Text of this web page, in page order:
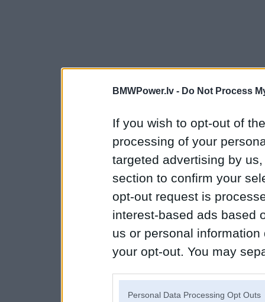
BMWPower.lv - Do Not Process
If you wish to opt-out of
processing of your
targeted advertising by
section to confirm your
opt-out request is
interest-based ads based
us or personal
your opt-out. You may
Personal Data Processing Opt Outs